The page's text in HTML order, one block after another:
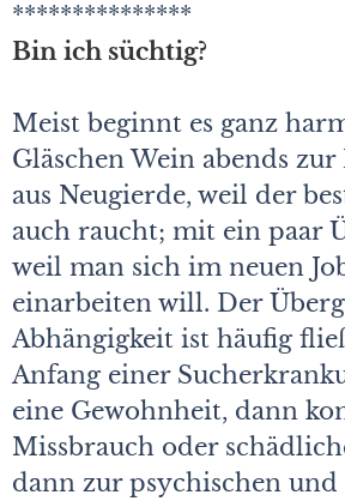
***************
Bin ich süchtig?
Meist beginnt es ganz
Gläschen Wein abends
aus Neugierde, weil der
auch raucht; mit ein paar
weil man sich im neuen
einarbeiten will. Der
Abhängigkeit ist häufig
Anfang einer
eine Gewohnheit, dann
Missbrauch oder
dann zur psychischen